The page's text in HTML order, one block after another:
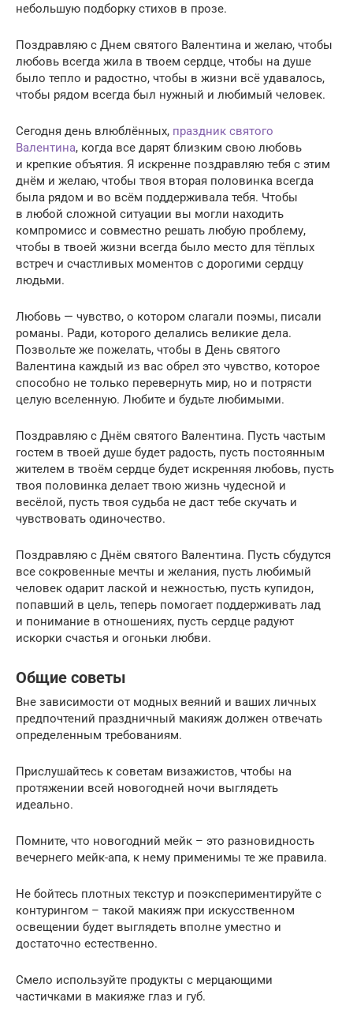
небольшую подборку стихов в прозе.
Поздравляю с Днем святого Валентина и желаю, чтобы
любовь всегда жила в твоем сердце, чтобы на душе
было тепло и радостно, чтобы в жизни всё удавалось,
чтобы рядом всегда был нужный и любимый человек.
Сегодня день влюблённых, праздник святого
Валентина, когда все дарят близким свою любовь
и крепкие объятия. Я искренне поздравляю тебя с этим
днём и желаю, чтобы твоя вторая половинка всегда
была рядом и во всём поддерживала тебя. Чтобы
в любой сложной ситуации вы могли находить
компромисс и совместно решать любую проблему,
чтобы в твоей жизни всегда было место для тёплых
встреч и счастливых моментов с дорогими сердцу
людьми.
Любовь — чувство, о котором слагали поэмы, писали
романы. Ради, которого делались великие дела.
Позвольте же пожелать, чтобы в День святого
Валентина каждый из вас обрел это чувство, которое
способно не только перевернуть мир, но и потрясти
целую вселенную. Любите и будьте любимыми.
Поздравляю с Днём святого Валентина. Пусть частым
гостем в твоей душе будет радость, пусть постоянным
жителем в твоём сердце будет искренняя любовь, пусть
твоя половинка делает твою жизнь чудесной и
весёлой, пусть твоя судьба не даст тебе скучать и
чувствовать одиночество.
Поздравляю с Днём святого Валентина. Пусть сбудутся
все сокровенные мечты и желания, пусть любимый
человек одарит лаской и нежностью, пусть купидон,
попавший в цель, теперь помогает поддерживать лад
и понимание в отношениях, пусть сердце радуют
искорки счастья и огоньки любви.
Общие советы
Вне зависимости от модных веяний и ваших личных
предпочтений праздничный макияж должен отвечать
определенным требованиям.
Прислушайтесь к советам визажистов, чтобы на
протяжении всей новогодней ночи выглядеть
идеально.
Помните, что новогодний мейк – это разновидность
вечернего мейк-апа, к нему применимы те же правила.
Не бойтесь плотных текстур и поэкспериментируйте с
контурингом – такой макияж при искусственном
освещении будет выглядеть вполне уместно и
достаточно естественно.
Смело используйте продукты с мерцающими
частичками в макияже глаз и губ.